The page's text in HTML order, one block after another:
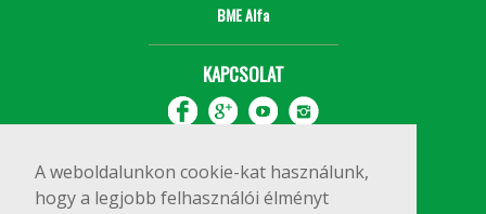
A weboldalunkon cookie-kat használunk,
hogy a legjobb felhasználói élményt
BME Alfa
KAPCSOLAT